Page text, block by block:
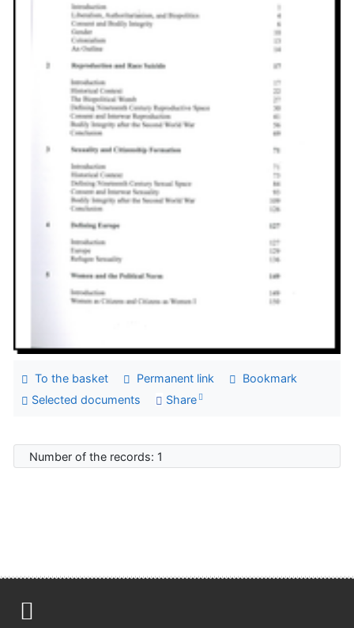
To the basket Permanent link
Bookmark
Selected documents
Share
Number of the records: 1